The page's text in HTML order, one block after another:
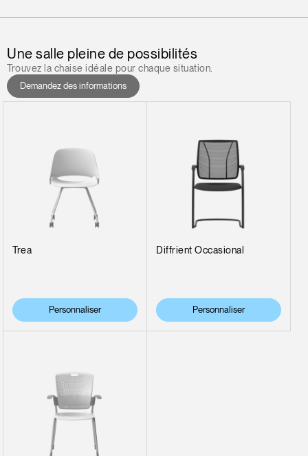
Une salle pleine de possibilités
Trouvez la chaise idéale pour chaque situation.
Demandez des informations
Trea
Personnaliser
Diffrient Occasional
Personnaliser